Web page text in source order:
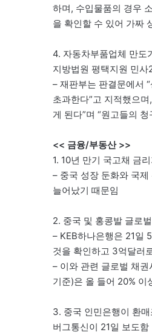
하며, 수입물품의 경우
을 확인할 수 있어 가짜
4. 자동차부품업체 만도
지방법원 평택지원 민사
– 재판부는 판결문에서
초과한다”고 지적했으
게 된다”며 “원고들의
<< 금융/부동산 >>
1. 10년 만기 국고채 금
– 중국 성장 둔화와 국
늘어났기 때문임
2. 중국 및 홍콩발 글로
– KEB하나은행은 21일
것을 확인하고 3억달러
– 이와 관련 글로벌 채
기준)은 올 들어 20% 이
3. 중국 인민은행이 환
버그통신이 21일 보도함